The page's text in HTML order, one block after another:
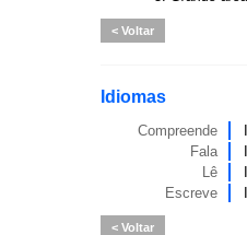
Voltar
Idiomas
Compreende
Fala
Lê
Escreve
Voltar